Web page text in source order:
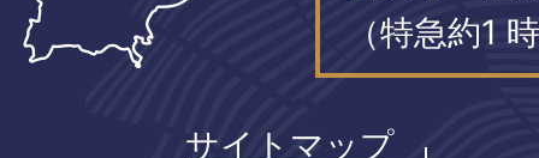
（特急約1
サイトマップ